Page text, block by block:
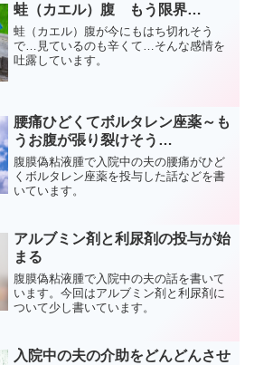
蛙（カエル）腹 もう限界…
蛙（カエル）腹が今にもはち切れそう
で…見ているのも辛くて…そんな感情を
吐露しています。
腰痛ひどくてボルタレン座薬～も
うお腹が張り裂けそう…
腹膜偽粘液腫で入院中の夫の腰痛がひど
くボルタレン座薬を投与した話などを書
いています。
アルブミン剤と利尿剤の投与が始
まる
腹膜偽粘液腫で入院中の夫の話を書いて
います。今回はアルブミン剤と利尿剤に
ついて少し書いています。
入院中の夫の介助をどんどんさせ